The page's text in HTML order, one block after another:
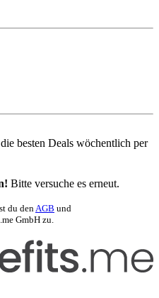
besten Deals wöchentlich per
Bitte versuche es erneut.
du denAGB und
GmbH zu.